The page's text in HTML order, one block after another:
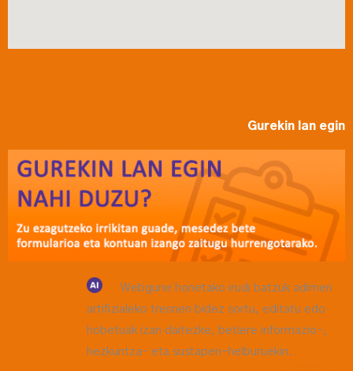
Gurekin lan egin
Webgune honetako irudi batzuk adimen
artifizialeko tresnen bidez sortu, editatu edo
hobetuak izan daitezke, betiere informazio-,
hezkuntza- eta sustapen-helburuekin.